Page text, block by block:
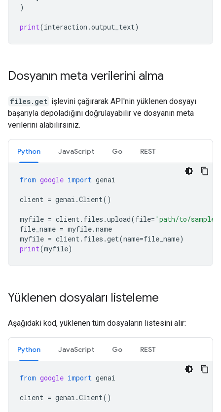
)
print(interaction .output_text)
Dosyanın meta verilerini alma
files.get işlevini çağırarak API'nin yüklenen dosyayı
başarıyla depoladığını doğrulayabilir ve dosyanın meta
verilerini alabilirsiniz.
Python JavaScript Go REST
from google import genai
client = genai .Client()
myfile = client. files .upload(file= 'path/to/
file_name = myfile.name
myfile = client. files .get(name=file_name)
print(myfile)
Yüklenen dosyaları listeleme
Aşağıdaki kod, yüklenen tüm dosyaların listesini alır:
Python JavaScript Go REST
from google import genai
client = genai .Client()